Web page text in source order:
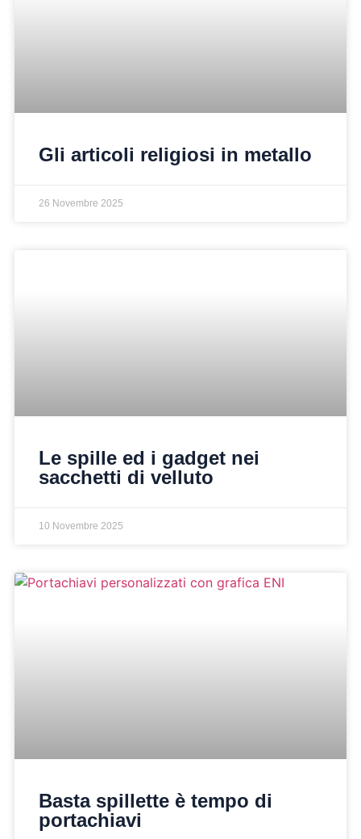
Gli articoli religiosi in metallo
26 Novembre 2025
Le spille ed i gadget nei
sacchetti di velluto
10 Novembre 2025
Basta spillette è tempo di
portachiavi